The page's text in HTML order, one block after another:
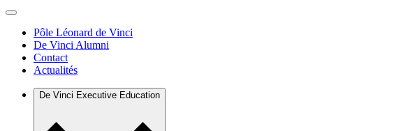
Pôle Léonard de Vinci
De Vinci Alumni
Contact
Actualités
De Vinci Executive Education